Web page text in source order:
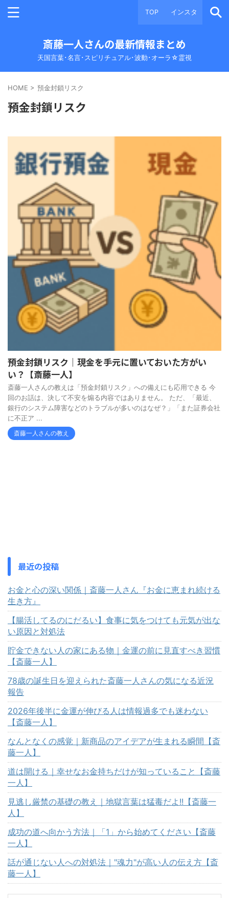
TOP インスタ
斎藤一人さんの最新情報まとめ
天国言葉･名言･スピリチュアル･波動･オーラ☆霊視
HOME > 預金封鎖リスク
預金封鎖リスク
預金封鎖リスク｜現金を手元に置いておいた方がい
い？【斎藤一人】
斎藤一人さんの教えは「預金封鎖リスク」への備えにも応用できる 今
回のお話は、決して不安を煽る内容ではありません。 ただ、「最近、
銀行のシステム障害などのトラブルが多いのはなぜ？」「また証券会社
に不正ア ...
斎藤一人さんの教え
最近の投稿
お金と心の深い関係｜斎藤一人さん『お金に恵まれ続ける
生き方』
【腸活してるのにだるい】食事に気をつけても元気が出な
い原因と対処法
貯金できない人の家にある物｜金運の前に見直すべき習慣
【斎藤一人】
78歳の誕生日を迎えられた斎藤一人さんの気になる近況
報告
2026年後半に金運が伸びる人は情報過多でも迷わない
【斎藤一人】
なんとなくの感覚｜新商品のアイデアが生まれる瞬間【斎
藤一人】
道は開ける｜幸せなお金持ちだけが知っていること【斎藤
一人】
見逃し厳禁の基礎の教え｜地獄言葉は猛毒だよ!!【斎藤一
人】
成功の道へ向かう方法｜「1」から始めてください【斎藤
一人】
話が通じない人への対処法｜"魂力"が高い人の伝え方【斎
藤一人】